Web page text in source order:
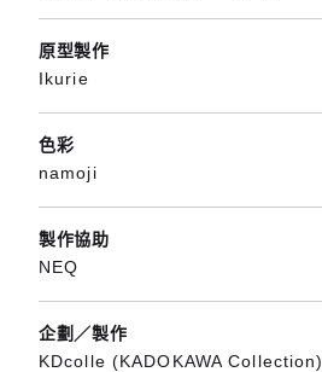
原型製作
Ikurie
色彩
namoji
製作協助
NEQ
企劃／製作
KDcolle (KADOKAWA Collection)